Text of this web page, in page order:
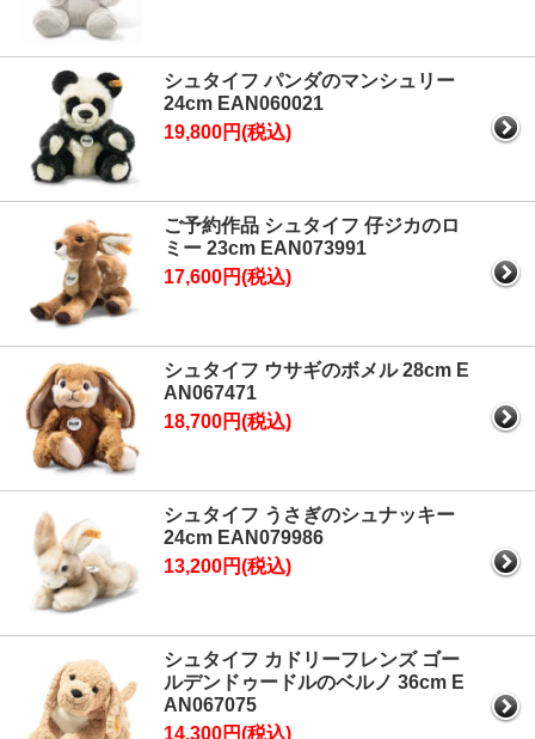
シュタイフ パンダのマンシュリー
24cm EAN060021
19,800円(税込)
ご予約作品 シュタイフ 仔ジカのロ
ミー 23cm EAN073991
17,600円(税込)
シュタイフ ウサギのボメル 28cm E
AN067471
18,700円(税込)
シュタイフ うさぎのシュナッキー
24cm EAN079986
13,200円(税込)
シュタイフ カドリーフレンズ ゴー
ルデンドゥードルのベルノ 36cm E
AN067075
14,300円(税込)